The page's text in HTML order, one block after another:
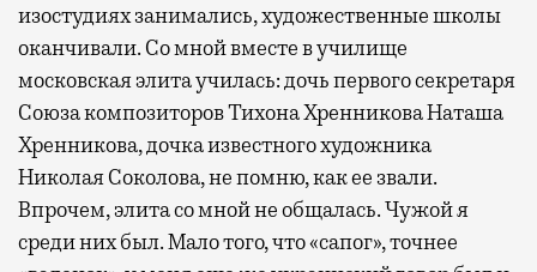
изостудиях занимались, художественные школы
оканчивали. Со мной вместе в училище
московская элита училась: дочь первого секретаря
Союза композиторов Тихона Хренникова Наташа
Хренникова, дочка известного художника
Николая Соколова, не помню, как ее звали.
Впрочем, элита со мной не общалась. Чужой я
среди них был. Мало того, что «сапог», точнее